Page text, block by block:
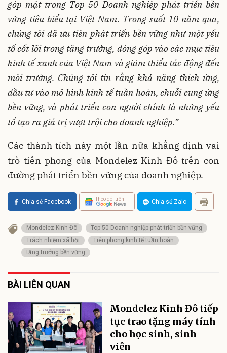
góp mặt trong Top 50 Doanh nghiệp phát triển bền
vững tiêu biểu tại Việt Nam. Trong suốt 10 năm qua,
chúng tôi đã ưu tiên phát triển bền vững như một yếu
tố cốt lõi trong tăng trưởng, đóng góp vào các mục tiêu
kinh tế xanh của Việt Nam và giảm thiểu tác động đến
môi trường. Chúng tôi tin rằng khả năng thích ứng,
đầu tư vào mô hình kinh tế tuần hoàn, chuỗi cung ứng
bền vững, và phát triển con người chính là những yếu
tố tạo ra giá trị vượt trội cho doanh nghiệp.”
Các thành tích này một lần nữa khẳng định vai
trò tiên phong của Mondelez Kinh Đô trên con
đường phát triển bền vững của doanh nghiệp.
Chia sẻ Facebook Theo dõi trên Chia sẻ Zalo
Mondelez Kinh Đô
Top 50 Doanh nghiệp phát triển bền vững
Trách nhiệm xã hội
Tiên phong kinh tế tuần hoàn
tăng trưởng bền vững
BÀI LIÊN QUAN
Mondelez Kinh Đô tiếp
tục trao tặng máy tính
cho học sinh, sinh
viên